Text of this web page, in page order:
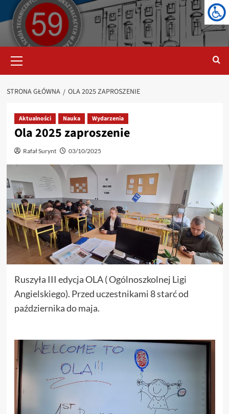
Przejdź
do
treści
główne
STRONA GŁÓWNA OLA 2025 ZAPROSZENIE
Aktualności Nauka Wydarzenia
Ola 2025 zaproszenie
Rafał Surynt 03/10/2025
Ruszyła III edycja OLA ( Ogólnoszkolnej Ligi
Angielskiego). Przed uczestnikami 8 starć od
października do maja.